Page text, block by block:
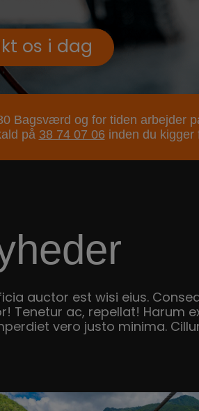
os i dag
Bagsværd og for tiden arbejder
på 38 74 07 06 inden du kigger
auctor est wisi eius.
Tenetur ac, repellat! Harum
vero justo minima.